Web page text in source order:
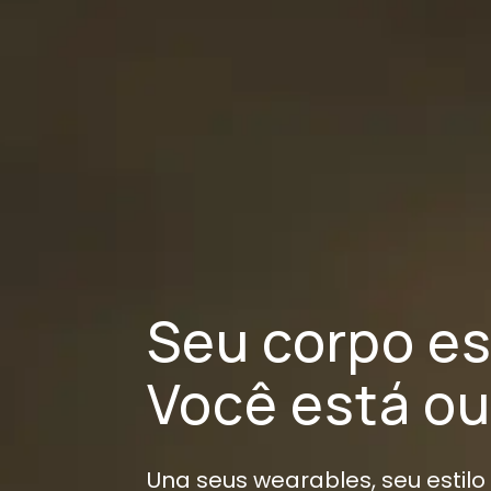
Seu corpo
Você está
Una seus wearables, seu